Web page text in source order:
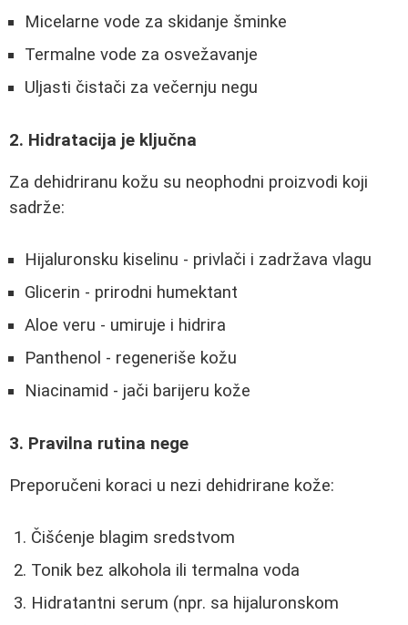
Micelarne vode za skidanje šminke
Termalne vode za osvežavanje
Uljasti čistači za večernju negu
2. Hidratacija je ključna
Za dehidriranu kožu su neophodni proizvodi koji
sadrže:
Hijaluronsku kiselinu - privlači i zadržava vlagu
Glicerin - prirodni humektant
Aloe veru - umiruje i hidrira
Panthenol - regeneriše kožu
Niacinamid - jači barijeru kože
3. Pravilna rutina nege
Preporučeni koraci u nezi dehidrirane kože:
Čišćenje blagim sredstvom
Tonik bez alkohola ili termalna voda
Hidratantni serum (npr. sa hijaluronskom